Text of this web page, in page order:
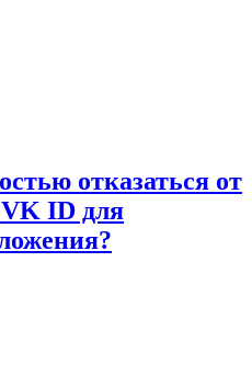
отказаться от
VK ID для